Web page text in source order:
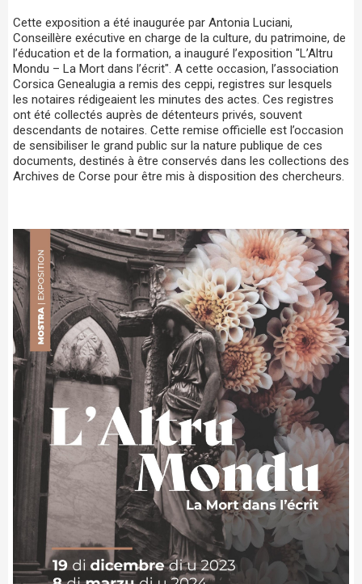
Cette exposition a été inaugurée par Antonia Luciani,
Conseillère exécutive en charge de la culture, du patrimoine, de
l’éducation et de la formation, a inauguré l’exposition "L’Altru
Mondu – La Mort dans l’écrit". A cette occasion, l’association
Corsica Genealugia a remis des ceppi, registres sur lesquels
les notaires rédigeaient les minutes des actes. Ces registres
ont été collectés auprès de détenteurs privés, souvent
descendants de notaires. Cette remise officielle est l’occasion
de sensibiliser le grand public sur la nature publique de ces
documents, destinés à être conservés dans les collections des
Archives de Corse pour être mis à disposition des chercheurs.